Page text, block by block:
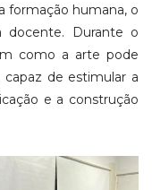
formação humana, o
docente. Durante o
como a arte pode
de estimular a
e a construção